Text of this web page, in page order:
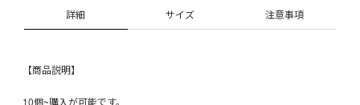
詳細 サイズ 注意事項
【商品説明】
10個~購入が可能です。